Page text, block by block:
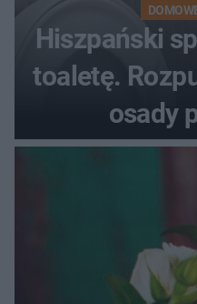
Hiszpański
toaletę.
osady